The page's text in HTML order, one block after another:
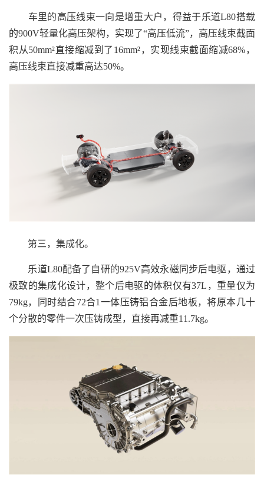
车里的高压线束一向是增重大户，得益于乐道L80搭载
的900V轻量化高压架构，实现了“高压低流”，高压线束截面
积从50mm²直接缩减到了16mm²，实现线束截面缩减68%，
高压线束直接减重高达50%。
第三，集成化。
乐道L80配备了自研的925V高效永磁同步后电驱，通过
极致的集成化设计，整个后电驱的体积仅有37L，重量仅为
79kg，同时结合72合1一体压铸铝合金后地板，将原本几十
个分散的零件一次压铸成型，直接再减重11.7kg。